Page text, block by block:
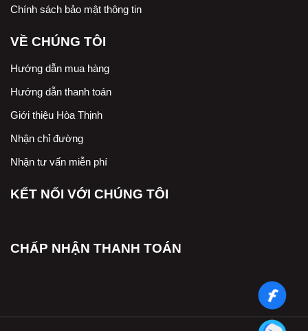
Chính sách bảo mật thông tin
VỀ CHÚNG TÔI
Hướng dẫn mua hàng
Hướng dẫn thanh toán
Giới thiệu Hòa Thịnh
Nhận chỉ đường
Nhận tư vấn miễn phí
KẾT NỐI VỚI CHÚNG TÔI
CHẤP NHẬN THANH TOÁN